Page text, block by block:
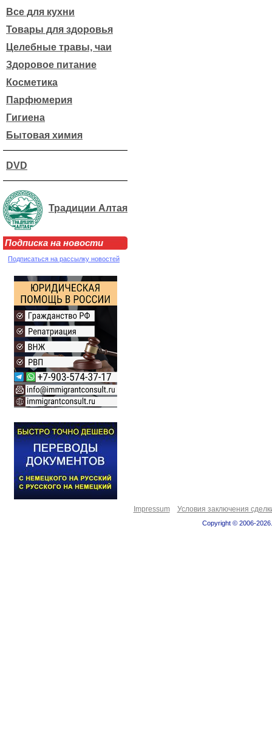
Все для кухни
Товары для здоровья
Целебные травы, чаи
Здоровое питание
Косметика
Парфюмерия
Гигиена
Бытовая химия
DVD
Традиции Алтая
Подписка на новости
Подписаться на рассылку новостей
Impressum Условия заключения
Copyright © 2006-